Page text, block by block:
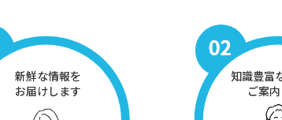
新鮮な情報を
お届けします
知識豊富
ご案